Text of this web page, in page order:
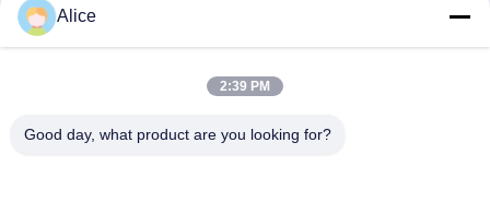
Aardappelzetmeelmachine
Verwerkingsmachine
Centrifugaalpomp en
Automatische
Alice
2:39 PM
Good day, what product are you looking for?